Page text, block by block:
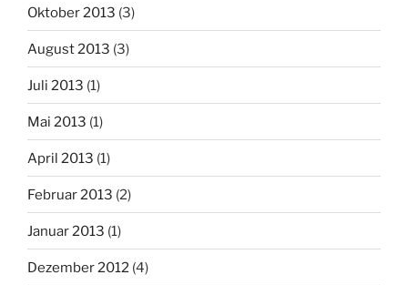
Oktober 2013 (3)
August 2013 (3)
Juli 2013 (1)
Mai 2013 (1)
April 2013 (1)
Februar 2013 (2)
Januar 2013 (1)
Dezember 2012 (4)